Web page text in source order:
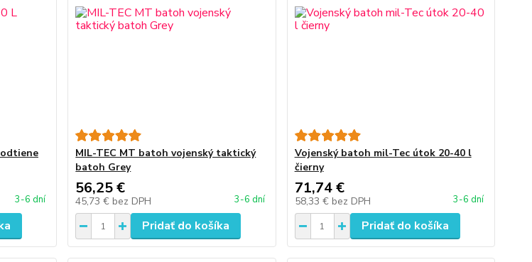
3-6 dní
MIL-TEC MT batoh vojenský taktický
batoh Grey
56,25 €
45,73 € bez DPH 3-6 dní
Pridať do košíka
Vojenský batoh mil-Tec útok 20-40 l
čierny
71,74 €
58,33 € bez DPH 3-6 dní
Pridať do košíka